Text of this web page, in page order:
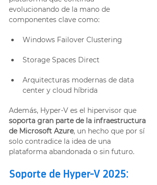
evolucionando de la mano de
componentes clave como:
Windows Failover Clustering
Storage Spaces Direct
Arquitecturas modernas de data
center y cloud híbrida
Además, Hyper-V es el hipervisor que
soporta gran parte de la infraestructura
de Microsoft Azure, un hecho que por sí
solo contradice la idea de una
plataforma abandonada o sin futuro.
Soporte de Hyper-V 2025: